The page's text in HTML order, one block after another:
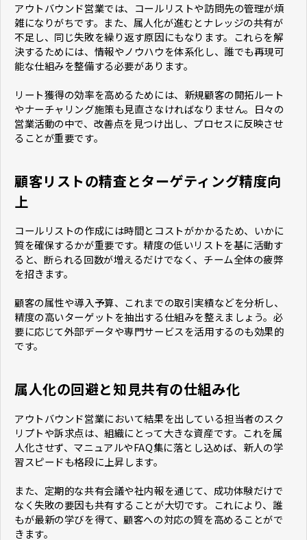
アウトバウンド営業では、コールリストや訪問先の管理が煩
雑になりがちです。また、属人化が進むとナレッジの共有が
不足し、同じ失敗を繰り返す原因にもなります。これらを解
決するためには、情報やノウハウを体系化し、誰でも再現可
能な仕組みを整備する必要があります。
リート獲得の効率を高めるためには、新規顧客の開拓ルート
やナーチャリング施策も見直さなければなりません。日々の
営業活動の中で、改善点を見つけ出し、プロセスに反映させ
ることが重要です。
顧客リストの精査とターゲティング精度向
上
コールリストの作成には時間とコストがかかるため、いかに
質を確保するかが重要です。精度の低いリストを基に活動す
ると、断られる回数が増えるだけでなく、チーム全体の疲弊
を招きます。
顧客の属性や導入予算、これまでの取引実績などを分析し、
精度の高いターゲットを抽出する仕組みを整えましょう。必
要に応じて外部データや専門サービスを活用するのも効果的
です。
属人化の回避と知見共有の仕組み化
アウトバウンド営業において結果を出している担当者のスク
リプトや訴求点は、組織にとって大きな資産です。これを属
人化させず、マニュアルやFAQ集に落とし込めば、新人の学
習スピードも格段に上昇します。
また、定期的な共有会議や社内報を通じて、成功体験だけで
なく失敗の要因も共有することが大切です。これにより、誰
もが最新の学びを得て、顧客への対応の質を高めることがで
きます。